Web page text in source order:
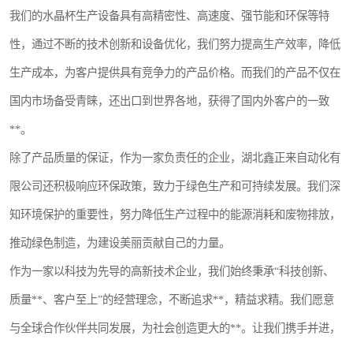
我们的水晶杯生产设备具有高精密性、高速度、强节能和环保等特
性，通过不断的技术创新和设备优化，我们努力提高生产效率，降低
生产成本，为客户提供具有竞争力的产品价格。而我们的产品不仅在
国内市场备受青睐，还出口到世界各地，获得了国内外客户的一致
**。
除了产品质量的保证，作为一家负责任的企业，湖北鑫正来自动化有
限公司还积极响应环保政策，致力于绿色生产和可持续发展。我们深
知环境保护的重要性，努力降低生产过程中的能源消耗和废物排放，
推动绿色制造，为建设美丽贡献自己的力量。
作为一家以科技为先导的高新技术企业，我们始终秉承“科技创新、
质量**、客户至上”的经营理念，不断追求**，精益求精。我们愿意
与全球合作伙伴共同发展，为社会创造更大的**。让我们携手并进，